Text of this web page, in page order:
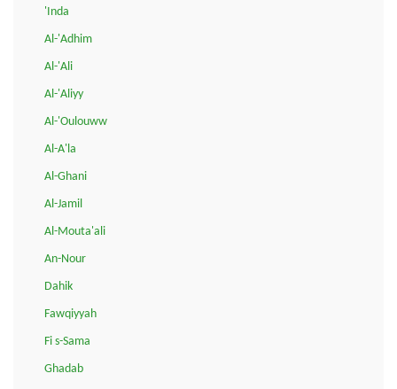
'Inda
Al-'Adhim
Al-'Ali
Al-'Aliyy
Al-'Oulouww
Al-A'la
Al-Ghani
Al-Jamil
Al-Mouta'ali
An-Nour
Dahik
Fawqiyyah
Fi s-Sama
Ghadab